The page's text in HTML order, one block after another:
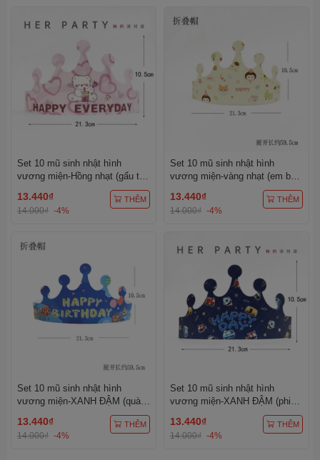
Set 10 mũ sinh nhật hình
vương miện-Hồng nhạt (gấu trà
13.440₫
14.000₫ -4%
THÊM
Set 10 mũ sinh nhật hình
vương miện-vàng nhạt (em bé
13.440₫
14.000₫ -4%
THÊM
Set 10 mũ sinh nhật hình
vương miện-XANH ĐẬM (quà
13.440₫
14.000₫ -4%
THÊM
Set 10 mũ sinh nhật hình
vương miện-XANH ĐẬM (phi
13.440₫
14.000₫ -4%
THÊM